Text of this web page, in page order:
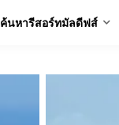
ค้นหารีสอร์ทมัลดีฟส์